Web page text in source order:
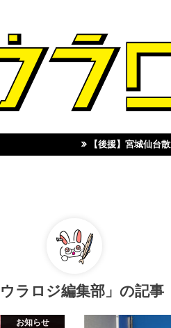
【後援】宮城仙台
ウラロジ編集部」の記事
お知らせ